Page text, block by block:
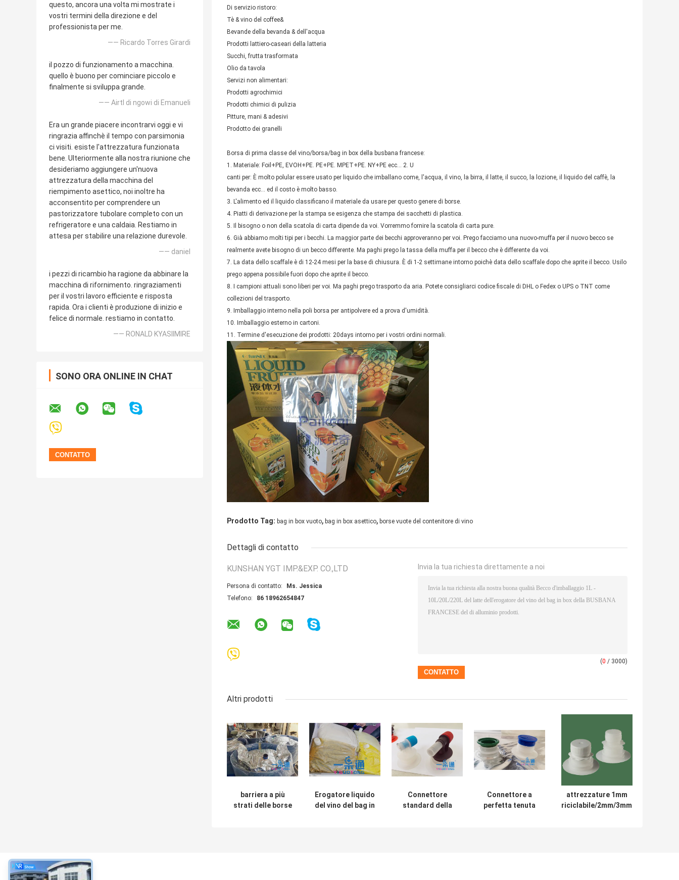
questo, ancora una volta mi mostrate i
vostri termini della direzione e del
professionista per me.
—— Ricardo Torres Girardi
il pozzo di funzionamento a macchina.
quello è buono per cominciare piccolo e
finalmente si sviluppa grande.
—— Airtl di ngowi di Emanueli
Era un grande piacere incontrarvi oggi e vi
ringrazia affinchè il tempo con parsimonia
ci visiti. esiste l'attrezzatura funzionata
bene. Ulteriormente alla nostra riunione che
desideriamo aggiungere un'nuova
attrezzatura della macchina del
riempimento asettico, noi inoltre ha
acconsentito per comprendere un
pastorizzatore tubolare completo con un
refrigeratore e una caldaia. Restiamo in
attesa per stabilire una relazione durevole.
—— daniel
i pezzi di ricambio ha ragione da abbinare la
macchina di rifornimento. ringraziamenti
per il vostri lavoro efficiente e risposta
rapida. Ora i clienti è produzione di inizio e
felice di normale. restiamo in contatto.
—— RONALD KYASIIMIRE
SONO ORA ONLINE IN CHAT
Di servizio ristoro:
Tè & vino del coffee&
Bevande della bevanda & dell'acqua
Prodotti lattiero-caseari della latteria
Succhi, frutta trasformata
Olio da tavola
Servizi non alimentari:
Prodotti agrochimici
Prodotti chimici di pulizia
Pitture, mani & adesivi
Prodotto dei granelli
Borsa di prima classe del vino/borsa/bag in box della busbana francese:
1. Materiale: Foil+PE, EVOH+PE. PE+PE. MPET+PE. NY+PE ecc… 2. U
canti per: È molto polular essere usato per liquido che imballano come, l'acqua, il vino, la birra, il latte, il succo, la lozione, il liquido del caffè, la
bevanda ecc… ed il costo è molto basso.
3. L'alimento ed il liquido classificano il materiale da usare per questo genere di borse.
4. Piatti di derivazione per la stampa se esigenza che stampa dei sacchetti di plastica.
5. Il bisogno o non della scatola di carta dipende da voi. Vorremmo fornire la scatola di carta pure.
6. Già abbiamo molti tipi per i becchi. La maggior parte dei becchi approveranno per voi. Prego facciamo una nuovo-muffa per il nuovo becco se
realmente avete bisogno di un becco differente. Ma paghi prego la tassa della muffa per il becco che è differente da voi.
7. La data dello scaffale è di 12-24 mesi per la base di chiusura. È di 1-2 settimane intorno poichè data dello scaffale dopo che aprite il becco. Usilo
prego appena possibile fuori dopo che aprite il becco.
8. I campioni attuali sono liberi per voi. Ma paghi prego trasporto da aria. Potete consigliarci codice fiscale di DHL o Fedex o UPS o TNT come
collezioni del trasporto.
9. Imballaggio interno nella poli borsa per antipolvere ed a prova d'umidità.
10. Imballaggio esterno in cartoni.
11. Termine d'esecuzione dei prodotti: 20days intorno per i vostri ordini normali.
Prodotto Tag: bag in box vuoto, bag in box asettico, borse vuote del contenitore di vino
Dettagli di contatto
KUNSHAN YGT IMP.&EXP. CO.,LTD
Persona di contatto:
Ms. Jessica
Telefono:
86 18962654847
Invia la tua richiesta direttamente a noi
(0 / 3000)
Altri prodotti
barriera a più
strati delle borse
Erogatore liquido
del vino del bag in
Connettore
standard della
Connettore a
perfetta tenuta
attrezzature 1mm
riciclabile/2mm/3mm